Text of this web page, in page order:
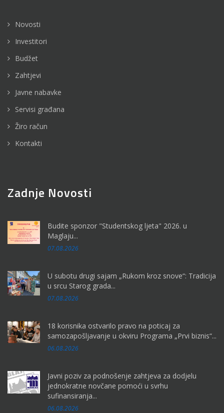
Novosti
Investitori
Budžet
Zahtjevi
Javne nabavke
Servisi građana
Žiro račun
Kontakti
Zadnje Novosti
Budite sponzor "Studentskog ljeta" 2026. u
Maglaju...
07.08.2026
U subotu drugi sajam „Rukom kroz snove“: Tradicija
u srcu Starog grada...
07.08.2026
18 korisnika ostvarilo pravo na poticaj za
samozapošljavanje u okviru Programa „Prvi biznis“...
06.08.2026
Javni poziv za podnošenje zahtjeva za dodjelu
jednokratne novčane pomoći u svrhu
sufinansiranja...
06.08.2026